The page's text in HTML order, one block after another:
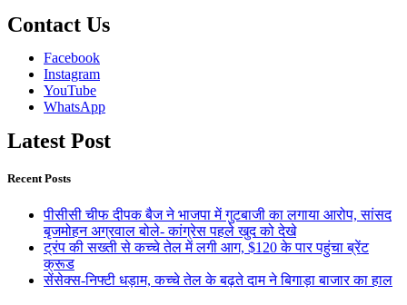
Contact Us
Facebook
Instagram
YouTube
WhatsApp
Latest Post
Recent Posts
पीसीसी चीफ दीपक बैज ने भाजपा में गुटबाजी का लगाया आरोप, सांसद
बृजमोहन अग्रवाल बोले- कांग्रेस पहले खुद को देखे
ट्रंप की सख्ती से कच्चे तेल में लगी आग, $120 के पार पहुंचा ब्रेंट
क्रूड
सेंसेक्स-निफ्टी धड़ाम, कच्चे तेल के बढ़ते दाम ने बिगाड़ा बाजार का हाल